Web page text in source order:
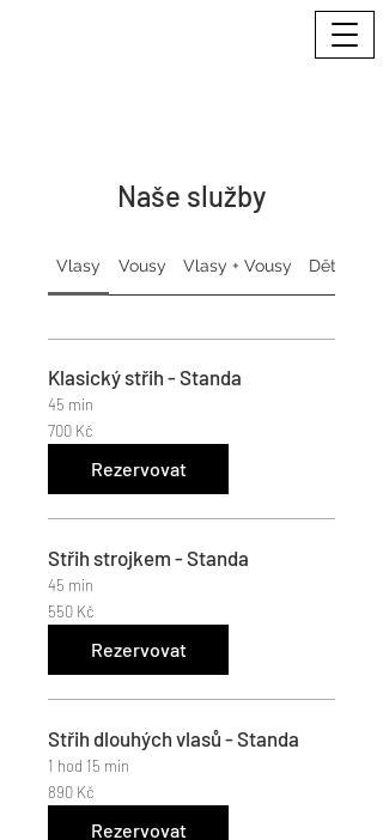
Naše služby
Vlasy Vousy Vlasy + Vousy Děti
Klasický střih - Standa
45 min
700
českých
700 Kč
Rezervovat
Střih strojkem - Standa
45 min
550
českých
550 Kč
Rezervovat
Střih dlouhých vlasů - Standa
1 hod 15 min
890
českých
890 Kč
Rezervovat